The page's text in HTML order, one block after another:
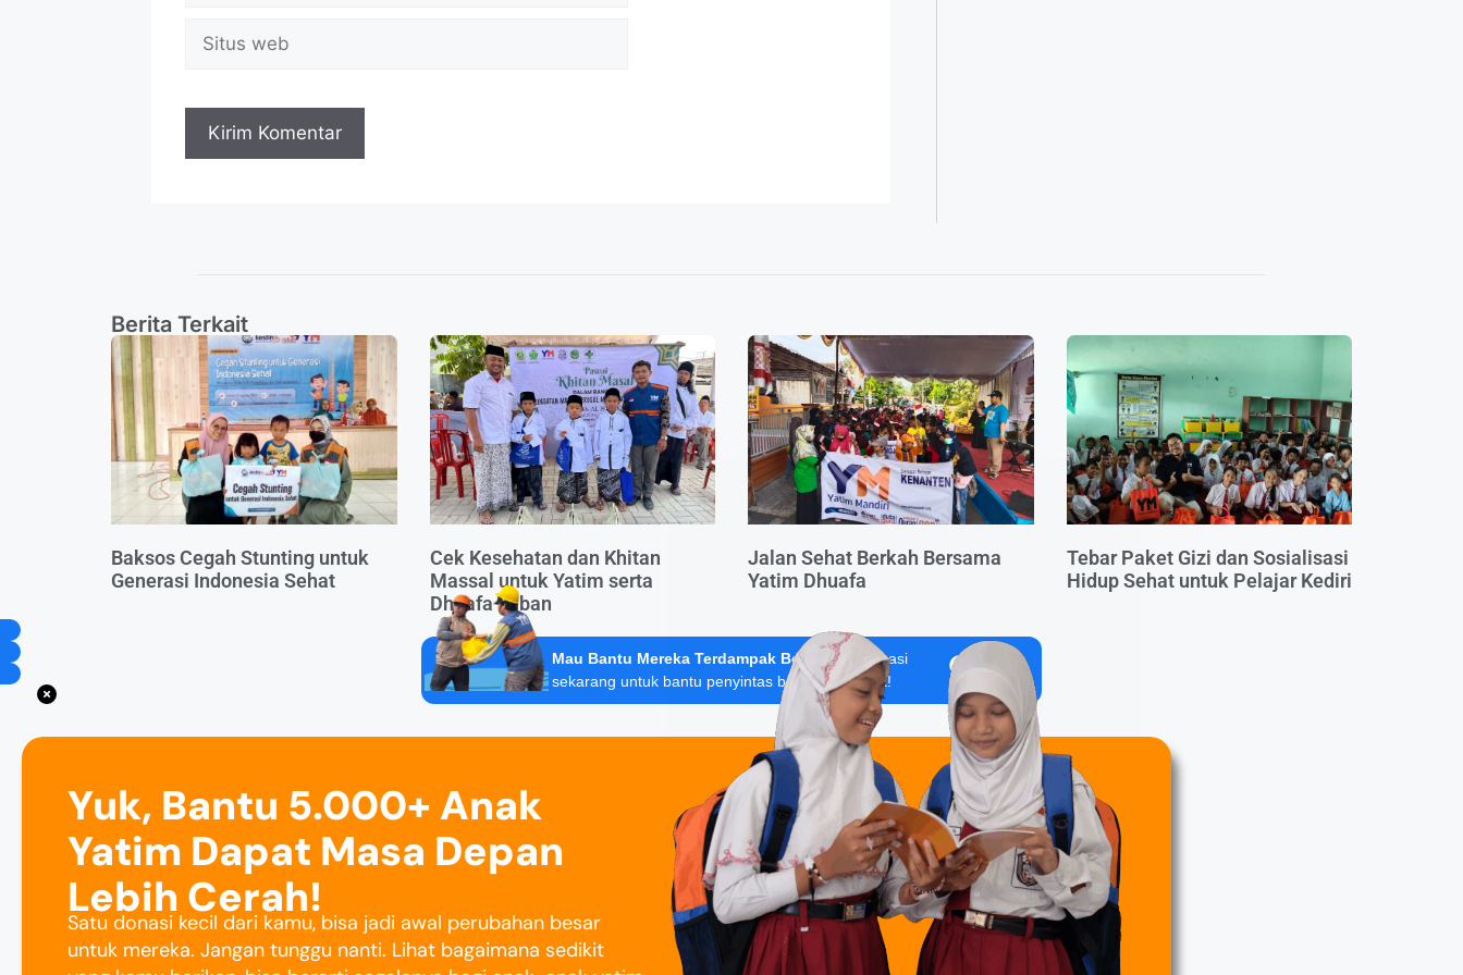
Berita Terkait
Baksos Cegah Stunting untuk
Generasi Indonesia Sehat
Cek Kesehatan dan Khitan
Massal untuk Yatim serta
Dhuafa Tuban
Jalan Sehat Berkah Bersama
Yatim Dhuafa
Tebar Paket Gizi dan Sosialisasi
Hidup Sehat untuk Pelajar Kediri
Mau Bantu Mereka Terdampak Bencana?
Donasi
sekarang untuk bantu penyintas banjir Sumatera!
Yuk, Bantu 5.000+ Anak
Yatim Dapat Masa Depan
Lebih Cerah!
Satu donasi kecil dari kamu, bisa jadi awal perubahan besar
untuk mereka. Jangan tunggu nanti. Lihat bagaimana sedikit